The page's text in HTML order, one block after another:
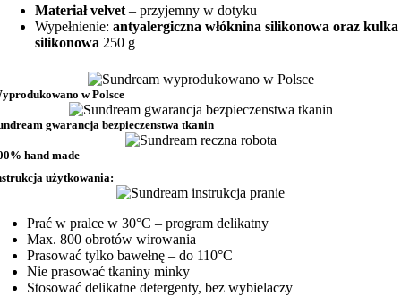
Materiał velvet– przyjemny w dotyku
Wypełnienie:antyalergiczna włóknina silikonowa oraz kulka
silikonowa 250 g
w Polsce
gwarancja bezpieczenstwa tkanin
hand made
użytkowania:
Prać w pralce w 30°C – program delikatny
Max. 800 obrotów wirowania
Prasować tylko bawełnę – do 110°C
Nie prasować tkaniny minky
Stosować delikatne detergenty, bez wybielaczy